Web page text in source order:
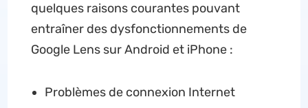
quelques raisons courantes pouvant
entraîner des dysfonctionnements de
Google Lens sur Android et iPhone :
Problèmes de connexion Internet